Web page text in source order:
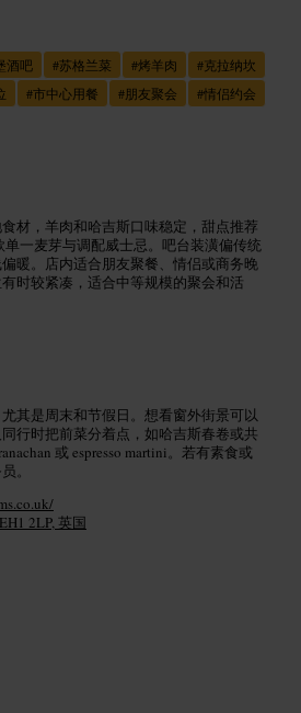
酒吧 #苏格兰菜 #烤羊肉 #克拉纳坎
#市中心用餐 #朋友聚会 #情侣约会
材，羊肉和哈吉斯口味稳定，甜点推荐
单一麦芽与调配威士忌。吧台装潢偏传统
暖。店内适合朋友聚餐、情侣或商务晚
时较紧凑，适合中等规模的聚会和活
其是周末和节假日。想看窗外街景可以
行时把前菜分着点，如哈吉斯春卷或共
或 espresso martini。若有素食或
。
2LP, 英国